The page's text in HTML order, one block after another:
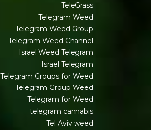
TeleGrass
Telegram Weed
Telegram Weed Group
Telegram Weed Channel
Israel Weed Telegram
Israel Telegram
Telegram Groups for Weed
Telegram Group Weed
Telegram for Weed
telegram cannabis
Tel Aviv weed